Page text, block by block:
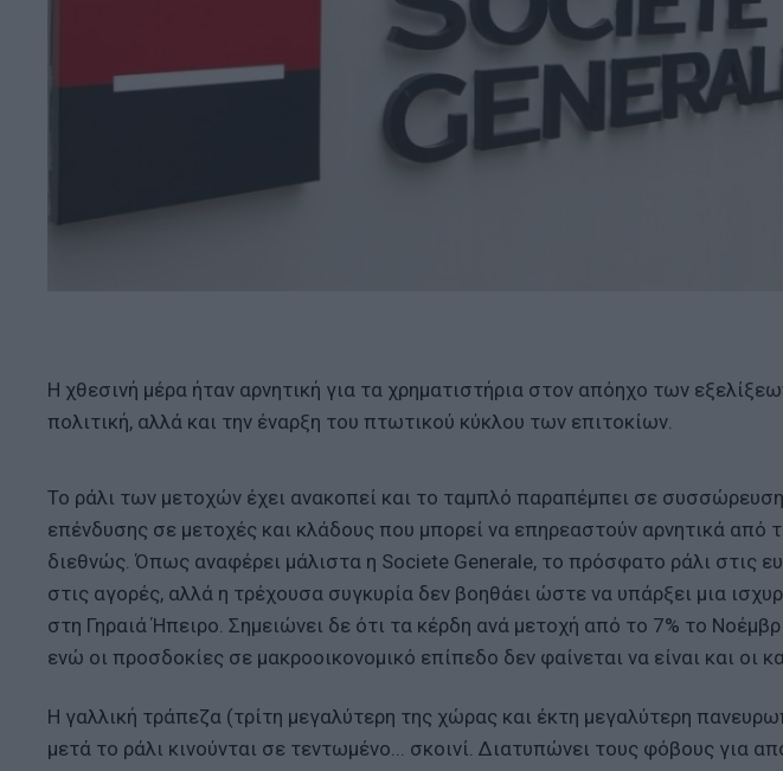
Η χθεσινή μέρα ήταν αρνητική για τα χρηματιστήρια στον απόηχο των
πολιτική, αλλά και την έναρξη του πτωτικού κύκλου των επιτοκίων.
Το ράλι των μετοχών έχει ανακοπεί και το ταμπλό παραπέμπει σε
επένδυσης σε μετοχές και κλάδους που μπορεί να επηρεαστούν αρνητικά από
διεθνώς. Όπως αναφέρει μάλιστα η Societe Generale, το πρόσφατο ράλι στις
στις αγορές, αλλά η τρέχουσα συγκυρία δεν βοηθάει ώστε να υπάρξει μια
στη Γηραιά Ήπειρο. Σημειώνει δε ότι τα κέρδη ανά μετοχή από το 7% το
ενώ οι προσδοκίες σε μακροοικονομικό επίπεδο δεν φαίνεται να είναι και οι
Η γαλλική τράπεζα (τρίτη μεγαλύτερη της χώρας και έκτη μεγαλύτερη
μετά το ράλι κινούνται σε τεντωμένο... σκοινί. Διατυπώνει τους φόβους για